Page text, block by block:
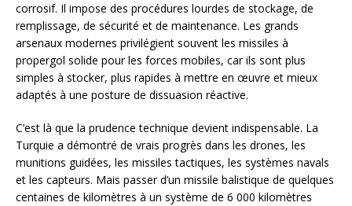
corrosif. Il impose des procédures lourdes de stockage, de
remplissage, de sécurité et de maintenance. Les grands
arsenaux modernes privilégient souvent les missiles à
propergol solide pour les forces mobiles, car ils sont plus
simples à stocker, plus rapides à mettre en œuvre et mieux
adaptés à une posture de dissuasion réactive.
C’est là que la prudence technique devient indispensable. La
Turquie a démontré de vrais progrès dans les drones, les
munitions guidées, les missiles tactiques, les systèmes navals
et les capteurs. Mais passer d’un missile balistique de quelques
centaines de kilomètres à un système de 6 000 kilomètres